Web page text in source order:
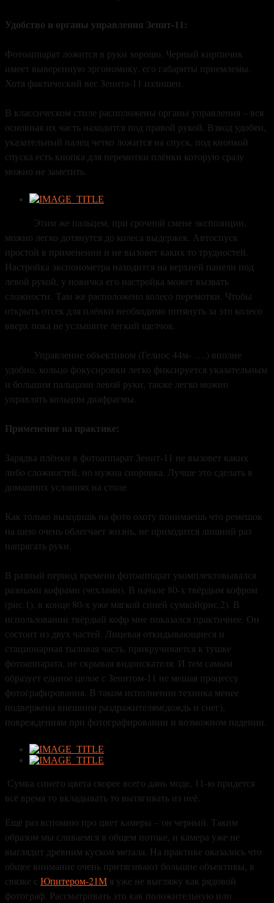
Удобство и органы управления Зенит-11:
Фотоаппарат ложится в руки хорошо. Черный кирпичик
имеет выверенную эргономику, его габариты приемлемы.
Хотя фактический вес Зенита-11 излишен.
В классическом стиле расположены органы управления – вся
основная их часть находится под правой рукой. Взвод удобен,
указательный палец четко ложится на спуск, под кнопкой
спуска есть кнопка для перемотки плёнки которую сразу
можно не заметить.
Этим же пальцем, при срочной смене экспозиции,
можно легко дотянутся до колеса выдержек. Автоспуск
простой в применении и не вызовет каких то трудностей.
Настройка экспонометра находится на верхней панели под
левой рукой, у новичка его настройка может вызвать
сложности.
Там же расположено колесо перемотки. Чтобы
открыть отсек для плёнки необходимо потянуть за это колесо
вверх пока не услышите легкий щелчок.
Управление объективом (Гелиос 44м- ….) вполне
удобно, кольцо фокусировки легко фиксируется указательным
и большим пальцами левой руки, также легко можно
управлять кольцом диафрагмы.
Применение на практике:
Зарядка плёнки в фотоаппарат Зенит-11 не вызовет каких
либо сложностей, но нужна сноровка. Лучше это сделать в
домашних условиях на столе.
Как только выходишь на фото охоту понимаешь что ремешок
на шею очень облегчает жизнь, не приходится лишний раз
напрягать руки.
В разный период времени фотоаппарат укомплектовывался
разными кофрами (чехлами). В начале 80-х твёрдым кофром
(рис.1), в конце 80-х уже мягкой синей сумкой(рис.2). В
использовании твёрдый кофр мне показался практичнее. Он
состоит из двух частей. Лицевая откидывающиеся и
стационарная тыловая часть, прикручивается к тушке
фотоаппарата, не скрывая видоискателя. И тем самым
образует единое целое с Зенитом-11 не мешая процессу
фотографирования. В таком исполнении техника менее
подвержена внешним раздражителям(дождь и снег),
повреждениям при фотографировании и возможном падении.
Сумка синего цвета скорее всего дань моде, 11-ю придется
всё время то вкладывать то вытягивать из неё.
Ещё раз вспомню про цвет камеры – он черный. Таким
образом мы сливаемся в общем потоке, и камера уже не
выглядит древним куском метала. На практике оказалось что
общее внимание очень притягивают большие объективы, в
связке с Юпитером-21М я уже не выгляжу как рядовой
фотограф. Рассматривать это как положительную или